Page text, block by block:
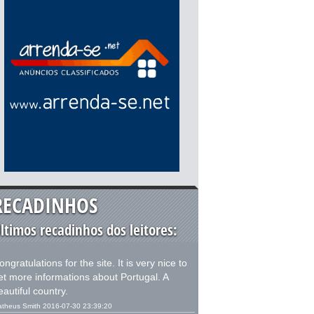
recadinhos dos leitores:
for the site. It is very nice to
more informations about Portugal. A
country.
Smith 2016-07-30 23:39:20